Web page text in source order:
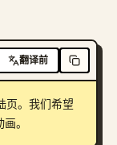
翻译前
页。我们希望
。